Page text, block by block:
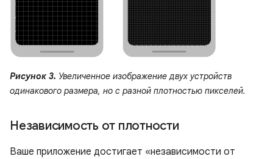
Рисунок 3. Увеличенное изображение двух устройств
одинакового размера, но с разной плотностью пикселей.
Независимость от плотности
Ваше приложение достигает «независимости от